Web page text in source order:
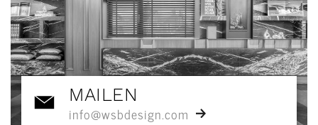
MAILEN
info@wsbdesign.com